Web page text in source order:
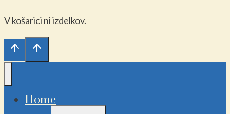
V košarici ni izdelkov.
Home